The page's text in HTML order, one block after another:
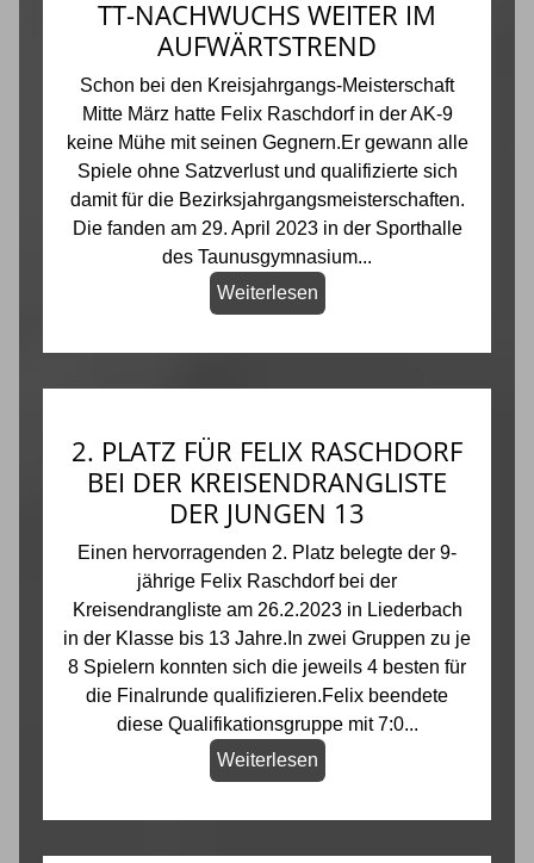
TT-NACHWUCHS WEITER IM
AUFWÄRTSTREND
Schon bei den Kreisjahrgangs-Meisterschaft
Mitte März hatte Felix Raschdorf in der AK-9
keine Mühe mit seinen Gegnern.Er gewann alle
Spiele ohne Satzverlust und qualifizierte sich
damit für die Bezirksjahrgangsmeisterschaften.
Die fanden am 29. April 2023 in der Sporthalle
des Taunusgymnasium...
Weiterlesen
2. PLATZ FÜR FELIX RASCHDORF
BEI DER KREISENDRANGLISTE
DER JUNGEN 13
Einen hervorragenden 2. Platz belegte der 9-
jährige Felix Raschdorf bei der
Kreisendrangliste am 26.2.2023 in Liederbach
in der Klasse bis 13 Jahre.In zwei Gruppen zu je
8 Spielern konnten sich die jeweils 4 besten für
die Finalrunde qualifizieren.Felix beendete
diese Qualifikationsgruppe mit 7:0...
Weiterlesen